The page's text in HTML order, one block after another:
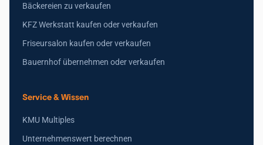
Bäckereien zu verkaufen
KFZ Werkstatt kaufen oder verkaufen
Friseursalon kaufen oder verkaufen
Bauernhof übernehmen oder verkaufen
Service & Wissen
KMU Multiples
Unternehmenswert berechnen